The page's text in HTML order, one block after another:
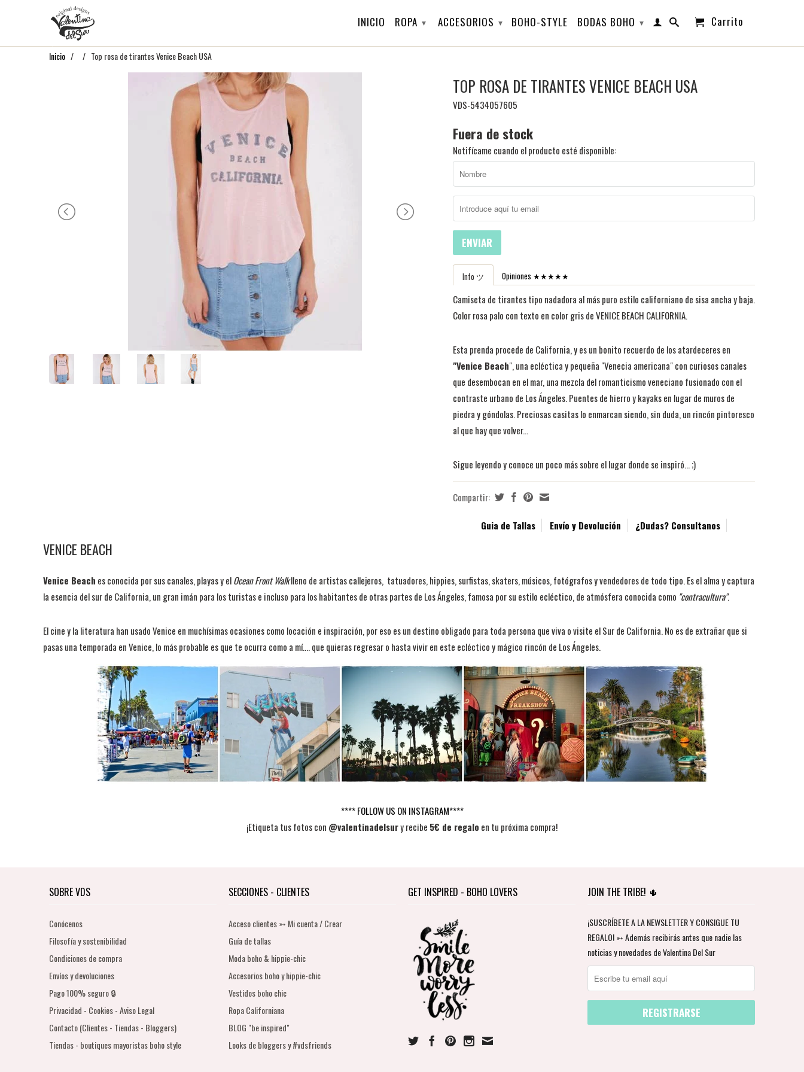
INICIO ROPA ▾ ACCESORIOS ▾ BOHO-STYLE BODAS BOHO ▾ Carrito
Inicio / / Top rosa de tirantes Venice Beach USA
TOP ROSA DE TIRANTES VENICE BEACH USA
VDS-5434057605
Fuera de stock
Notifícame cuando el producto esté disponible:
ENVIAR
Info ツ Opiniones ★★★★★
Camiseta de tirantes tipo nadadora al más puro estilo californiano de sisa ancha y baja.
Color rosa palo con texto en color gris de VENICE BEACH CALIFORNIA.
Esta prenda procede de California, y es un bonito recuerdo de los atardeceres en
"Venice Beach", una ecléctica y pequeña "Venecia americana" con curiosos canales
que desembocan en el mar, una mezcla del romanticismo veneciano fusionado con el
contraste urbano de Los Ángeles. Puentes de hierro y kayaks en lugar de muros de
piedra y góndolas. Preciosas casitas lo enmarcan siendo, sin duda, un rincón pintoresco
al que hay que volver...
Sigue leyendo y conoce un poco más sobre el lugar donde se inspiró... ;)
Compartir:
Guia de Tallas Envío y Devolución ¿Dudas? Consultanos
VENICE BEACH
Venice Beach es conocida por sus canales, playas y elOcean Front Walklleno de artistas callejeros, tatuadores, hippies, surfistas, skaters, músicos, fotógrafos y vendedores de todo tipo. Es el alma y captura
la esencia del sur de California, un gran imán para los turistas e incluso para los habitantes de otras partes de Los Ángeles, famosa por su estilo ecléctico, de atmósfera conocida como "contracultura".
El cine y la literatura han usado Venice en muchísimas ocasiones como locación e inspiración, por eso es un destino obligado para toda persona que viva o visite el Sur de California. No es de extrañar que si
pasas una temporada en Venice, lo más probable es que te ocurra como a mí.... que quieras regresar o hasta vivir en este ecléctico y mágico rincón de Los Ángeles.
**** FOLLOW US ON INSTAGRAM****
¡Etiqueta tus fotos con @valentinadelsury recibe 5€ de regalo en tu próxima compra!
SOBRE VDS
Conócenos
Filosofía y sostenibilidad
Condiciones de compra
Envíos y devoluciones
Pago 100% seguro 🔒
Privacidad - Cookies - Aviso Legal
Contacto (Clientes - Tiendas - Bloggers)
Tiendas - boutiques mayoristas boho style
SECCIONES - CLIENTES
Acceso clientes ➳ Mi cuenta / Crear
Guía de tallas
Moda boho & hippie-chic
Accesorios boho y hippie-chic
Vestidos boho chic
Ropa Californiana
BLOG "be inspired"
Looks de bloggers y #vdsfriends
GET INSPIRED - BOHO LOVERS JOIN THE TRIBE! 🌵
¡SUSCRÍBETE A LA NEWSLETTER Y CONSIGUE TU
REGALO! ➳ Además recibirás antes que nadie las
noticias y novedades de Valentina Del Sur